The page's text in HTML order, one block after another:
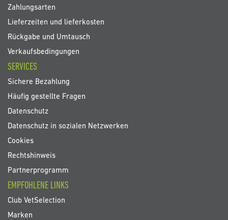
Zahlungsarten
Lieferzeiten und lieferkosten
Rückgabe und Umtausch
Verkaufsbedingungen
SERVICES
Sichere Bezahlung
Häufig gestellte Fragen
Datenschutz
Datenschutz in sozialen Netzwerken
Cookies
Rechtshinweis
Partnerprogramm
EMPFOHLENE LINKS
Club VetSelection
Marken